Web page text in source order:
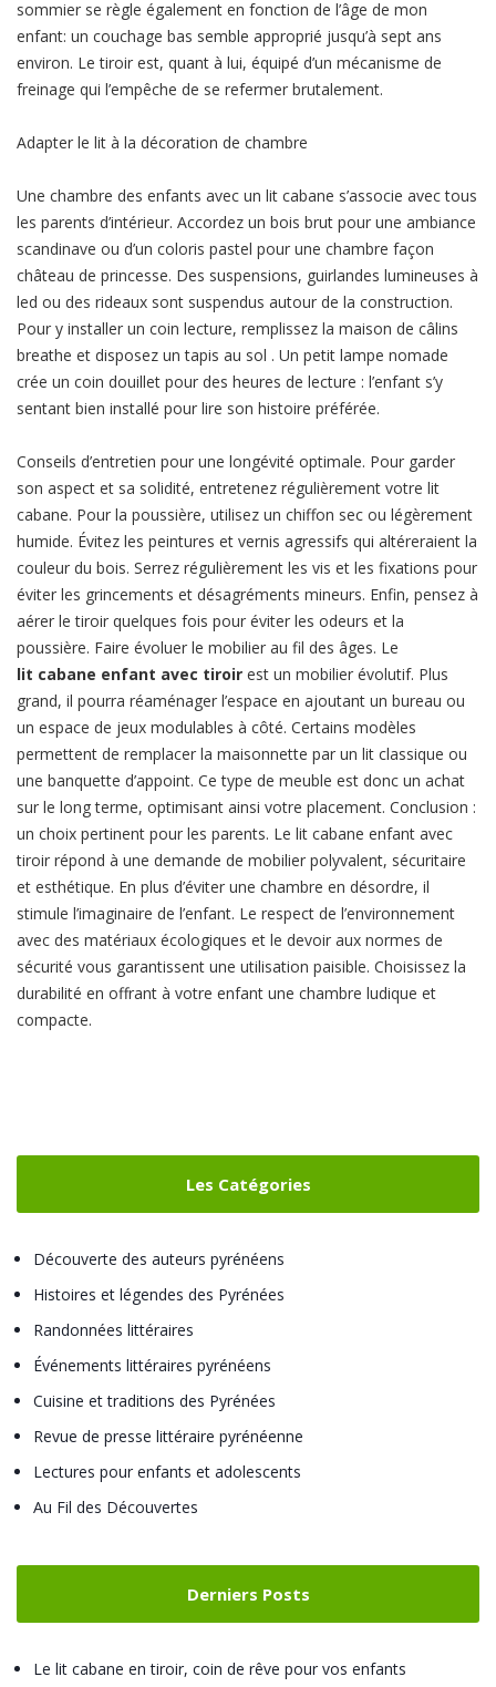
sommier se règle également en fonction de l’âge de mon
enfant: un couchage bas semble approprié jusqu’à sept ans
environ. Le tiroir est, quant à lui, équipé d’un mécanisme de
freinage qui l’empêche de se refermer brutalement.
Adapter le lit à la décoration de chambre
Une chambre des enfants avec un lit cabane s’associe avec tous
les parents d’intérieur. Accordez un bois brut pour une ambiance
scandinave ou d’un coloris pastel pour une chambre façon
château de princesse. Des suspensions, guirlandes lumineuses à
led ou des rideaux sont suspendus autour de la construction.
Pour y installer un coin lecture, remplissez la maison de câlins
breathe et disposez un tapis au sol . Un petit lampe nomade
crée un coin douillet pour des heures de lecture : l’enfant s’y
sentant bien installé pour lire son histoire préférée.
Conseils d’entretien pour une longévité optimale. Pour garder
son aspect et sa solidité, entretenez régulièrement votre lit
cabane. Pour la poussière, utilisez un chiffon sec ou légèrement
humide. Évitez les peintures et vernis agressifs qui altéreraient la
couleur du bois. Serrez régulièrement les vis et les fixations pour
éviter les grincements et désagréments mineurs. Enfin, pensez à
aérer le tiroir quelques fois pour éviter les odeurs et la
poussière. Faire évoluer le mobilier au fil des âges. Le
lit cabane enfant avec tiroir est un mobilier évolutif. Plus
grand, il pourra réaménager l’espace en ajoutant un bureau ou
un espace de jeux modulables à côté. Certains modèles
permettent de remplacer la maisonnette par un lit classique ou
une banquette d’appoint. Ce type de meuble est donc un achat
sur le long terme, optimisant ainsi votre placement. Conclusion :
un choix pertinent pour les parents. Le lit cabane enfant avec
tiroir répond à une demande de mobilier polyvalent, sécuritaire
et esthétique. En plus d’éviter une chambre en désordre, il
stimule l’imaginaire de l’enfant. Le respect de l’environnement
avec des matériaux écologiques et le devoir aux normes de
sécurité vous garantissent une utilisation paisible. Choisissez la
durabilité en offrant à votre enfant une chambre ludique et
compacte.
Les Catégories
Découverte des auteurs pyrénéens
Histoires et légendes des Pyrénées
Randonnées littéraires
Événements littéraires pyrénéens
Cuisine et traditions des Pyrénées
Revue de presse littéraire pyrénéenne
Lectures pour enfants et adolescents
Au Fil des Découvertes
Derniers Posts
Le lit cabane en tiroir, coin de rêve pour vos enfants